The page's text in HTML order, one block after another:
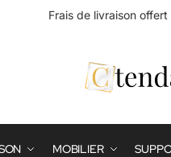
Frais de livraison offert
MOBILIER